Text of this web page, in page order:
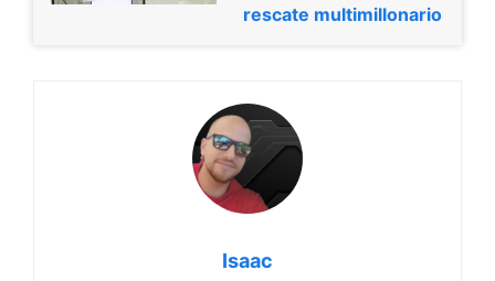
rescate multimillonario
Isaac